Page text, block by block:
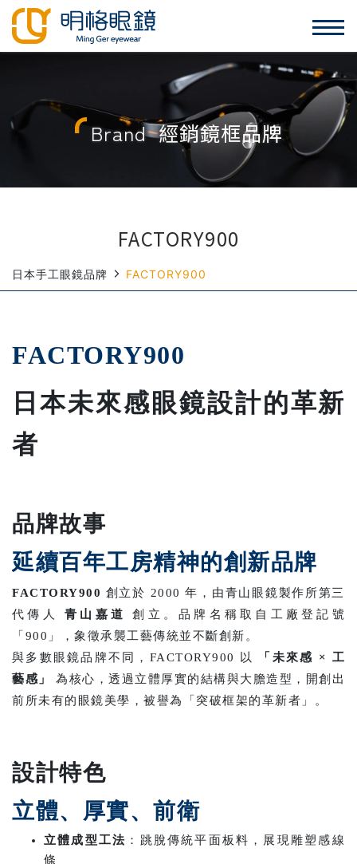
Brand 經銷鏡框品牌
FACTORY900
日本手工眼鏡品牌 FACTORY900
FACTORY900
日本未來感眼鏡設計的革新
者
品牌故事
延續百年工房精神的創新品牌
FACTORY900 創立於 2000 年，由青山眼鏡製作所第三
代傳人 青山嘉道
創立。品牌名稱取自工廠登記號
「900」，象徵承襲工藝傳統並不斷創新。
與多數眼鏡品牌不同，FACTORY900 以
「未來感 × 工
藝感」
為核心，透過立體厚實的結構與大膽造型，開創出
前所未有的眼鏡美學，被譽為「突破框架的革新者」。
設計特色
立體、厚實、前衛
立體成型工法 ：跳脫傳統平面板料，展現雕塑感線
條